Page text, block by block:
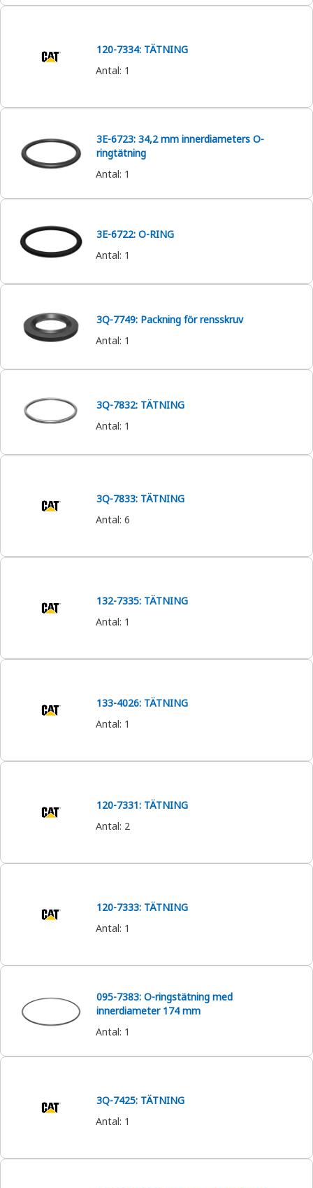
120-7334: TÄTNING
Antal: 1
3E-6723: 34,2 mm innerdiameters O-
ringtätning
Antal: 1
3E-6722: O-RING
Antal: 1
3Q-7749: Packning för rensskruv
Antal: 1
3Q-7832: TÄTNING
Antal: 1
3Q-7833: TÄTNING
Antal: 6
132-7335: TÄTNING
Antal: 1
133-4026: TÄTNING
Antal: 1
120-7331: TÄTNING
Antal: 2
120-7333: TÄTNING
Antal: 1
095-7383: O-ringstätning med
innerdiameter 174 mm
Antal: 1
3Q-7425: TÄTNING
Antal: 1